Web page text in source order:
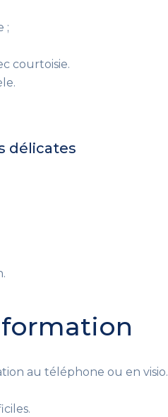
;
courtoisie.
délicates
au téléphone ou en visio.